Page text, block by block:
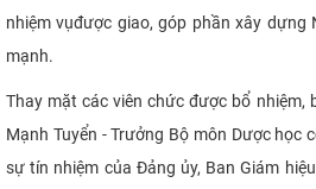
nhiệm vụđược giao, góp phần xây dựng
mạnh.
Thay mặt các viên chức được bổ nhiệm,
Mạnh Tuyển - Trưởng Bộ môn Dược học
sự tín nhiệm của Đảng ủy, Ban Giám